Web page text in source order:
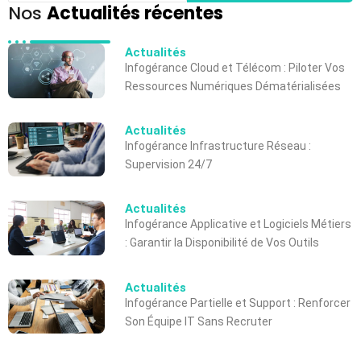
Nos Actualités récentes
Actualités
Infogérance Cloud et Télécom : Piloter Vos
Ressources Numériques Dématérialisées
Actualités
Infogérance Infrastructure Réseau :
Supervision 24/7
Actualités
Infogérance Applicative et Logiciels Métiers
: Garantir la Disponibilité de Vos Outils
Actualités
Infogérance Partielle et Support : Renforcer
Son Équipe IT Sans Recruter